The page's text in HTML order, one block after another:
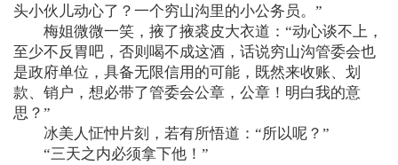
头小伙儿动心了？一个穷山沟里的小公务员。”
梅姐微微一笑，掖了掖裘皮大衣道：“动心谈不上，
至少不反胃吧，否则喝不成这酒，话说穷山沟管委会也
是政府单位，具备无限信用的可能，既然来收账、划
款、销户，想必带了管委会公章，公章！明白我的意
思？”
冰美人怔忡片刻，若有所悟道：“所以呢？”
“三天之内必须拿下他！”